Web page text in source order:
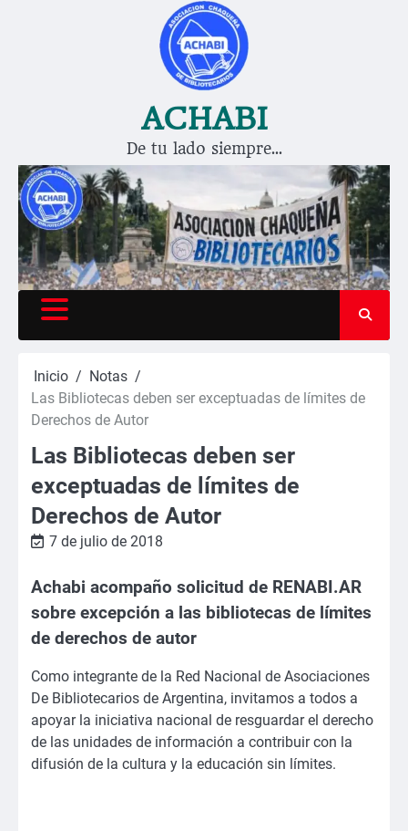
ACHABI
De tu lado siempre…
Inicio
Notas
Las Bibliotecas deben ser exceptuadas de límites de
Derechos de Autor
Las Bibliotecas deben ser
exceptuadas de límites de
Derechos de Autor
7 de julio de 2018
Achabi acompaño solicitud de RENABI.AR
sobre excepción a las bibliotecas de límites
de derechos de autor
Como integrante de la Red Nacional de Asociaciones
De Bibliotecarios de Argentina, invitamos a todos a
apoyar la iniciativa nacional de resguardar el derecho
de las unidades de información a contribuir con la
difusión de la cultura y la educación sin límites.